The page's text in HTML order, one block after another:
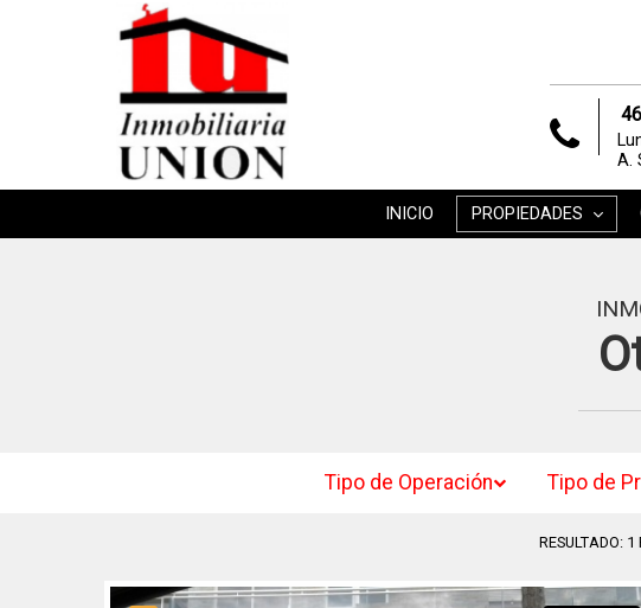
A.
INICIO PROPIEDADES
Tipo de Operación Tipo de
RESULTADO: 1